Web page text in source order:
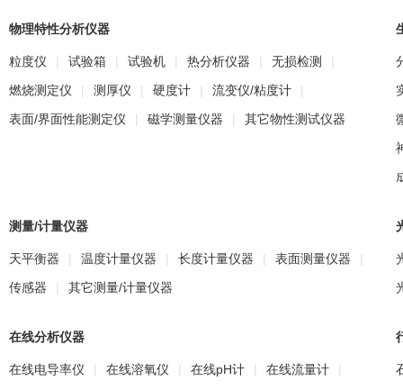
物理特性分析仪器
粒度仪 | 试验箱 | 试验机 | 热分析仪器 | 无损检测
|
燃烧测定仪
| 测厚仪 | 硬度计 | 流变仪/粘度计
|
表面/界面性能测定仪
| 磁学测量仪器 | 其它物性测试仪器
测量/计量仪器
天平衡器 | 温度计量仪器 | 长度计量仪器 | 表面测量仪器
|
传感器
| 其它测量/计量仪器
在线分析仪器
在线电导率仪 | 在线溶氧仪 | 在线pH计 | 在线流量计
|